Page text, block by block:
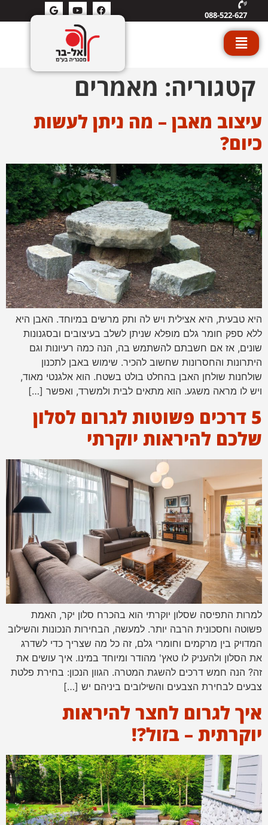
088-522-627
קטגוריה: מאמרים
עיצוב מאבן – מה ניתן לעשות
כיום?
היא טבעית, היא אצילית ויש לה ותק מרשים במיוחד. האבן היא
ללא ספק חומר גלם מופלא שניתן לשלב בעיצובים ובסגנונות
שונים, אז אם חשבתם להשתמש בה, הנה כמה רעיונות וגם
היתרונות והחסרונות שחשוב להכיר. שימוש באבן לתכנון
שולחנות שולחן האבן בהחלט בולט בשטח. הוא אלגנטי מאוד,
ויש לו מראה משגע. הוא מתאים לבית ולמשרד, ואפשר […]
5 דרכים פשוטות לגרום לסלון
שלכם להיראות יוקרתי
למרות התפיסה שסלון יוקרתי הוא בהכרח סלון יקר, האמת
פשוטה וחסכונית הרבה יותר. למעשה, הבחירות הנכונות והשילוב
המדויק בין מרקמים וחומרי גלם, זה כל מה שצריך כדי לשדרג
את הסלון ולהעניק לו טאץ' מהודר ומיוחד במינו. איך עושים את
זה? הנה חמש דרכים להשגת המטרה. הגוון הנכון: בחירת פלטת
צבעים לבחירת הצבעים והשילובים ביניהם יש […]
איך לגרום לחצר להיראות
יוקרתית – בזול?!